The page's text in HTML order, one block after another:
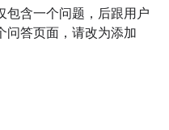
包含一个问题，后跟用户
问答页面，请改为添加